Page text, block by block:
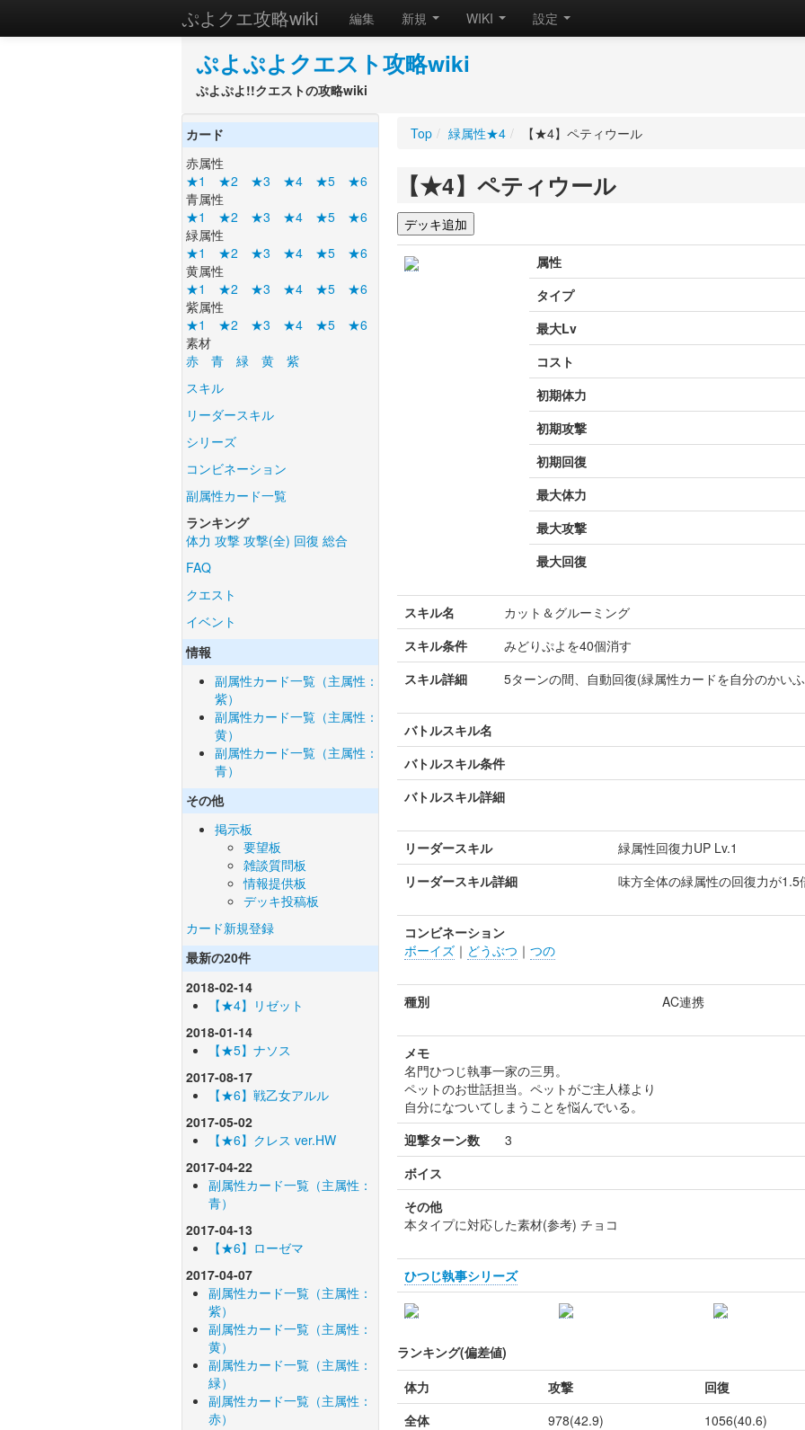
ぷよクエ攻略wiki 編集 新規 WIKI 設定
ぷよぷよクエスト攻略wiki
ぷよぷよ!!クエストの攻略wiki
カード
赤属性
★1
★2 ★3 ★4 ★5
★6
青属性
★1
★2 ★3 ★4 ★5
★6
緑属性
★1
★2 ★3 ★4 ★5
★6
黄属性
★1
★2 ★3 ★4 ★5
★6
紫属性
★1
★2 ★3 ★4 ★5
★6
素材
赤
青 緑 黄
紫
スキル
リーダースキル
シリーズ
コンビネーション
副属性カード一覧
ランキング
体力 攻撃 攻撃(全) 回復 総合
FAQ
クエスト
イベント
情報
副属性カード一覧（主属性：
紫）
副属性カード一覧（主属性：
黄）
副属性カード一覧（主属性：
青）
その他
掲示板
要望板
雑談質問板
情報提供板
デッキ投稿板
カード新規登録
最新の20件
2018-02-14
【★4】リゼット
2018-01-14
【★5】ナソス
2017-08-17
【★6】戦乙女アルル
2017-05-02
【★6】クレス ver.HW
2017-04-22
副属性カード一覧（主属性：
青）
2017-04-13
【★6】ローゼマ
2017-04-07
副属性カード一覧（主属性：
紫）
副属性カード一覧（主属性：
黄）
副属性カード一覧（主属性：
緑）
副属性カード一覧（主属性：
赤）
Top / 緑属性★4 / 【★4】ペティウール
【★4】ペティウール
属性
タイプ
最大Lv
コスト
初期体力
初期攻撃
初期回復
最大体力
最大攻撃
最大回復
スキル名
カット＆グルーミング
スキル条件
みどりぷよを40個消す
スキル詳細
5ターンの間、自動回復(緑属性カードを自分のかい
バトルスキル名
バトルスキル条件
バトルスキル詳細
リーダースキル
緑属性回復力UP Lv.1
リーダースキル詳細
味方全体の緑属性の回復力が1.5
コンビネーション
ボーイズ ｜ どうぶつ ｜ つの
種別 AC連携
メモ
名門ひつじ執事一家の三男。
ペットのお世話担当。ペットがご主人様より
自分になついてしまうことを悩んでいる。
迎撃ターン数 3
ボイス
その他
本タイプに対応した素材(参考) チョコ
ひつじ執事シリーズ
ランキング(偏差値)
体力
攻撃
回復
全体
978(42.9)
1056(40.6)